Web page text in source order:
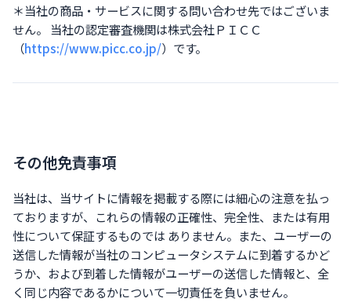
＊当社の商品・サービスに関する問い合わせ先ではございま
せん。 当社の認定審査機関は株式会社ＰＩＣＣ
（https://www.picc.co.jp/）です。
その他免責事項
当社は、当サイトに情報を掲載する際には細心の注意を払っ
ておりますが、これらの情報の正確性、完全性、または有用
性について保証するものでは ありません。また、ユーザーの
送信した情報が当社のコンピュータシステムに到着するかど
うか、および到着した情報がユーザーの送信した情報と、全
く同じ内容であるかについて一切責任を負いません。